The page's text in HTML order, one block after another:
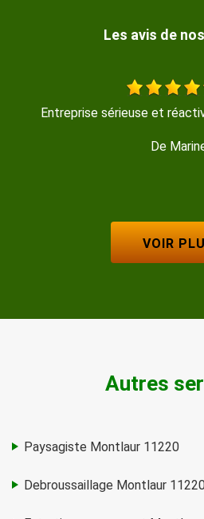
Les avis de
!! Travail sérieux,
VOIR
Autres
Paysagiste Montlaur 11220
Debroussaillage Montlaur